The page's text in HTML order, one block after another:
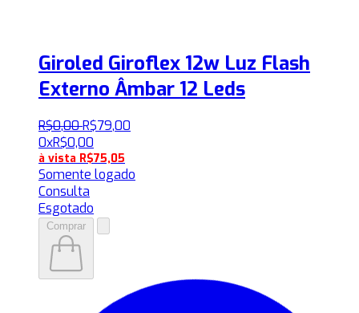
Giroled Giroflex 12w Luz Flash
Externo Âmbar 12 Leds
R$0,00R$79,00
0xR$0,00
à vista R$75,05
Somente logado
Consulta
Esgotado
Comprar